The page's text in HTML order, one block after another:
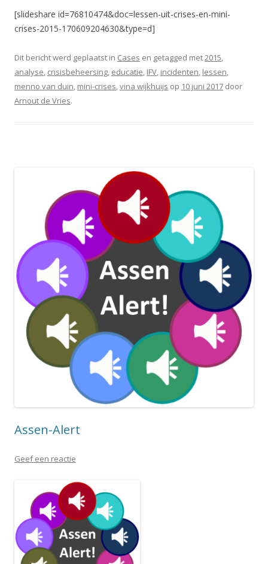
[slideshare id=76810474&doc=lessen-uit-crises-en-mini-
crises-2015-170609204630&type=d]
Dit bericht werd geplaatst in Cases en getagged met2015,
analyse, crisisbeheersing, educatie, IFV, incidenten, lessen,
menno van duin, mini-crises,vina wijkhuijs op 10 juni 2017 door
Arnout de Vries.
Assen-Alert
Geef een reactie